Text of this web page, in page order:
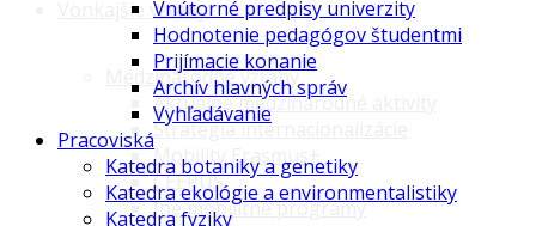
Vonkajšie vzťahy
Medzinárodné vzťahy
Aktuálne medzinárodné aktivity
Stratégia internacionalizácie
Mobility Erasmus+
CEEPUS
Iné mobilitné programy
Vnútorné predpisy univerzity
Hodnotenie pedagógov študentmi
Prijímacie konanie
Archív hlavných správ
Vyhľadávanie
Pracoviská
Katedra botaniky a genetiky
Katedra ekológie a environmentalistiky
Katedra fyziky